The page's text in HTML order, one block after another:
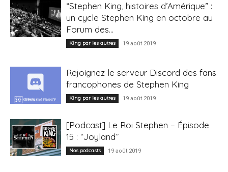
“Stephen King, histoires d’Amérique” :
un cycle Stephen King en octobre au
Forum des...
King par les autres 19 août 2019
Rejoignez le serveur Discord des fans
francophones de Stephen King
King par les autres 19 août 2019
[Podcast] Le Roi Stephen – Épisode
15 : “Joyland”
Nos podcasts 19 août 2019